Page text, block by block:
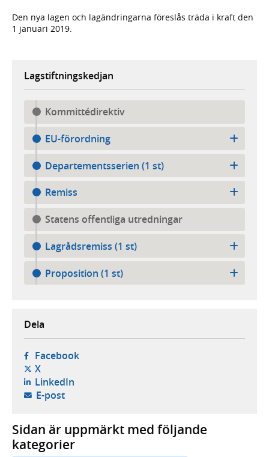
Den nya lagen och lagändringarna föreslås träda i kraft den
1 januari 2019.
Lagstiftningskedjan
Kommittédirektiv
EU-förordning
Departementsserien (1 st)
Remiss
Statens offentliga utredningar
Lagrådsremiss (1 st)
Proposition (1 st)
Dela
Facebook- öppnas i ny flik, extern webbplats,
X- öppnas i ny flik, extern webbplats,
LinkedIn- öppnas i ny flik, extern webbplats,
E-post- öppnar din e-postklient,
Sidan är uppmärkt med följande
kategorier